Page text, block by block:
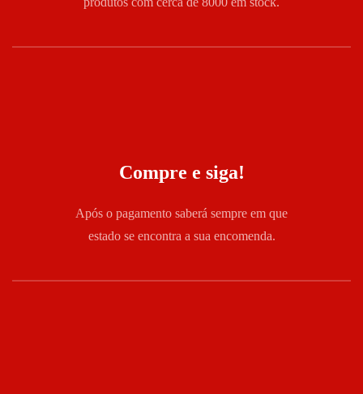
Compre e siga!
Após o pagamento saberá sempre em que
estado se encontra a sua encomenda.